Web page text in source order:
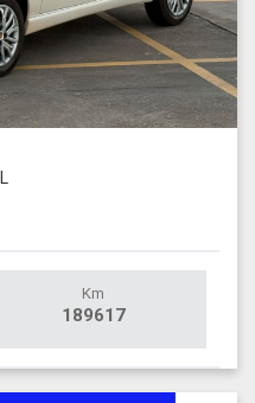
Km
189617